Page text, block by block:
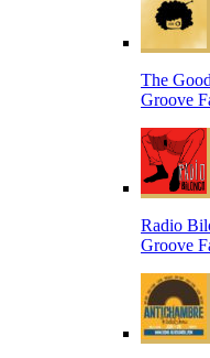
The
Groove
Radio
Groove